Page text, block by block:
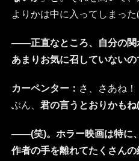
よりかは中に入ってしまった
――正直なところ、自分の関
あまりお気に召していない
カーペンター： さ、さあね
ぶん、 君の言うとおりかもね
――(笑)。ホラー映画は特に
作者の手を離れてたくさん